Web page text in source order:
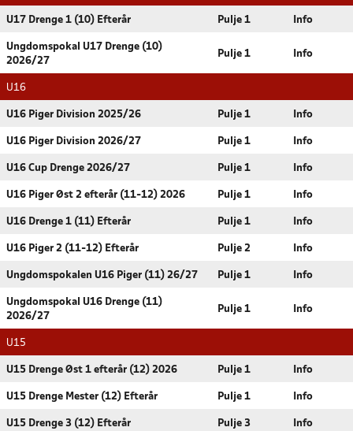
U17 Drenge 1 (10) Efterår Pulje 1 Info
Ungdomspokal U17 Drenge (10)
2026/27
Pulje 1 Info
U16
U16 Piger Division 2025/26 Pulje 1 Info
U16 Piger Division 2026/27 Pulje 1 Info
U16 Cup Drenge 2026/27 Pulje 1 Info
U16 Piger Øst 2 efterår (11-12) 2026 Pulje 1 Info
U16 Drenge 1 (11) Efterår Pulje 1 Info
U16 Piger 2 (11-12) Efterår Pulje 2 Info
Ungdomspokalen U16 Piger (11) 26/27 Pulje 1 Info
Ungdomspokal U16 Drenge (11)
2026/27
Pulje 1 Info
U15
U15 Drenge Øst 1 efterår (12) 2026 Pulje 1 Info
U15 Drenge Mester (12) Efterår Pulje 1 Info
U15 Drenge 3 (12) Efterår Pulje 3 Info